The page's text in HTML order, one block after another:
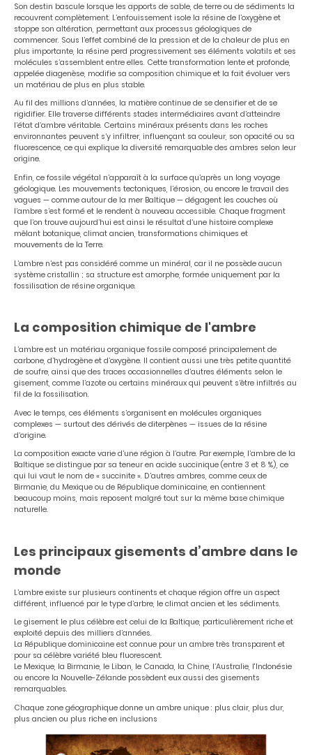
Son destin bascule lorsque les apports de sable, de terre ou de sédiments la
recouvrent complètement. L’enfouissement isole la résine de l’oxygène et
stoppe son altération, permettant aux processus géologiques de
commencer. Sous l’effet combiné de la pression et de la chaleur de plus en
plus importante, la résine perd progressivement ses éléments volatils et ses
molécules s’assemblent entre elles. Cette transformation lente et profonde,
appelée diagenèse, modifie sa composition chimique et la fait évoluer vers
un matériau de plus en plus stable.
Au fil des millions d’années, la matière continue de se densifier et de se
rigidifier. Elle traverse différents stades intermédiaires avant d’atteindre
l’état d’ambre véritable. Certains minéraux présents dans les roches
environnantes peuvent s’y infiltrer, influençant sa couleur, son opacité ou sa
fluorescence, ce qui explique la diversité remarquable des ambres selon leur
origine.
Enfin, ce fossile végétal n’apparaît à la surface qu’après un long voyage
géologique. Les mouvements tectoniques, l’érosion, ou encore le travail des
vagues — comme autour de la mer Baltique — dégagent les couches où
l’ambre s’est formé et le rendent à nouveau accessible. Chaque fragment
que l’on trouve aujourd’hui est ainsi le résultat d’une histoire complexe
mêlant botanique, climat ancien, transformations chimiques et
mouvements de la Terre.
L’ambre n’est pas considéré comme un minéral, car il ne possède aucun
système cristallin ; sa structure est amorphe, formée uniquement par la
fossilisation de résine organique.
La composition chimique de l'ambre
L’ambre est un matériau organique fossile composé principalement de
carbone, d’hydrogène et d’oxygène. Il contient aussi une très petite quantité
de soufre, ainsi que des traces occasionnelles d’autres éléments selon le
gisement, comme l’azote ou certains minéraux qui peuvent s’être infiltrés au
fil de la fossilisation.
Avec le temps, ces éléments s’organisent en molécules organiques
complexes — surtout des dérivés de diterpènes — issues de la résine
d’origine.
La composition exacte varie d’une région à l’autre. Par exemple, l’ambre de la
Baltique se distingue par sa teneur en acide succinique (entre 3 et 8 %), ce
qui lui vaut le nom de « succinite ». D’autres ambres, comme ceux de
Birmanie, du Mexique ou de République dominicaine, en contiennent
beaucoup moins, mais reposent malgré tout sur la même base chimique
naturelle.
Les principaux gisements d’ambre dans le
monde
L’ambre existe sur plusieurs continents et chaque région offre un aspect
différent, influencé par le type d’arbre, le climat ancien et les sédiments.
Le gisement le plus célèbre est celui de la Baltique, particulièrement riche et
exploité depuis des milliers d’années.
La République dominicaine est connue pour un ambre très transparent et
pour sa célèbre variété bleu fluorescent.
Le Mexique, la Birmanie, le Liban, le Canada, la Chine, l’Australie, l'Indonésie
ou encore la Nouvelle-Zélande possèdent eux aussi des gisements
remarquables.
Chaque zone géographique donne un ambre unique : plus clair, plus dur,
plus ancien ou plus riche en inclusions